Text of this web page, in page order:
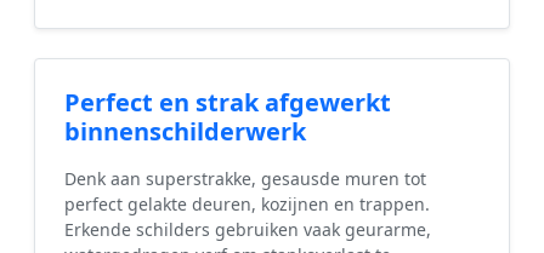
Perfect en strak afgewerkt
binnenschilderwerk
Denk aan superstrakke, gesausde muren tot
perfect gelakte deuren, kozijnen en trappen.
Erkende schilders gebruiken vaak geurarme,